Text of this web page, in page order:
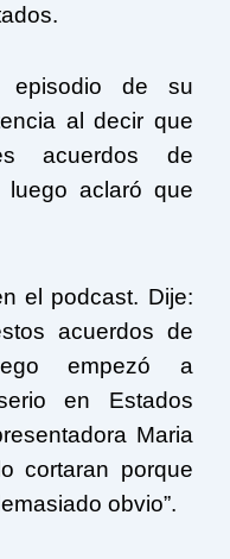
episodio de su
al decir que
acuerdos de
luego aclaró que
el podcast. Dije:
acuerdos de
empezó a
en Estados
Maria
cortaran porque
obvio”.